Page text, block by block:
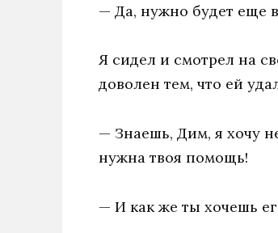
— Да, нужно будет еще
Я сидел и смотрел на
доволен тем, что ей
— Знаешь, Дим, я хочу
нужна твоя помощь!
— И как же ты хочешь